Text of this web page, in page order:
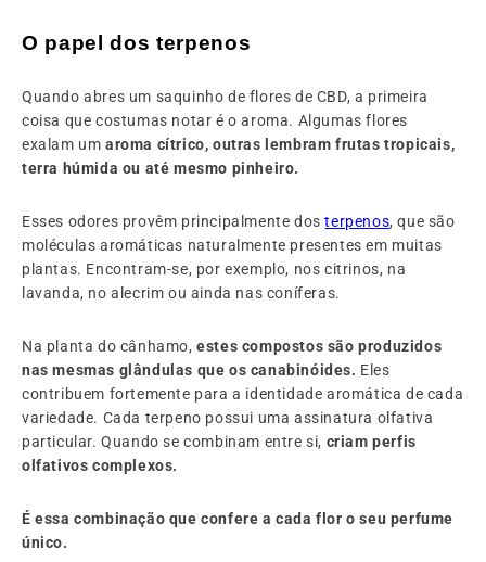
O papel dos terpenos
Quando abres um saquinho de flores de CBD, a primeira
coisa que costumas notar é o aroma. Algumas flores
exalam um aroma cítrico, outras lembram frutas tropicais,
terra húmida ou até mesmo pinheiro.
Esses odores provêm principalmente dos terpenos, que são
moléculas aromáticas naturalmente presentes em muitas
plantas. Encontram-se, por exemplo, nos citrinos, na
lavanda, no alecrim ou ainda nas coníferas.
Na planta do cânhamo,estes compostos são produzidos
nas mesmas glândulas que os canabinóides. Eles
contribuem fortemente para a identidade aromática de cada
variedade. Cada terpeno possui uma assinatura olfativa
particular. Quando se combinam entre si, criam perfis
olfativos complexos.
É essa combinação que confere a cada flor o seu perfume
único.